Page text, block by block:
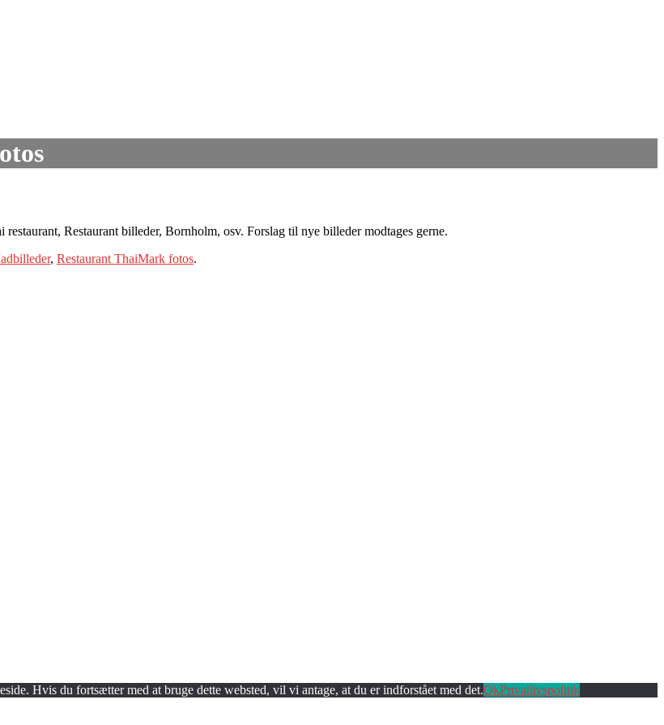
Restaurant billeder, Bornholm, osv. Forslag til nye billeder modtages gerne.
, Restaurant ThaiMark fotos.
Hvis du fortsætter med at bruge dette websted, vil vi antage, at du er indforstået med det.OkPrivatlivspolitik